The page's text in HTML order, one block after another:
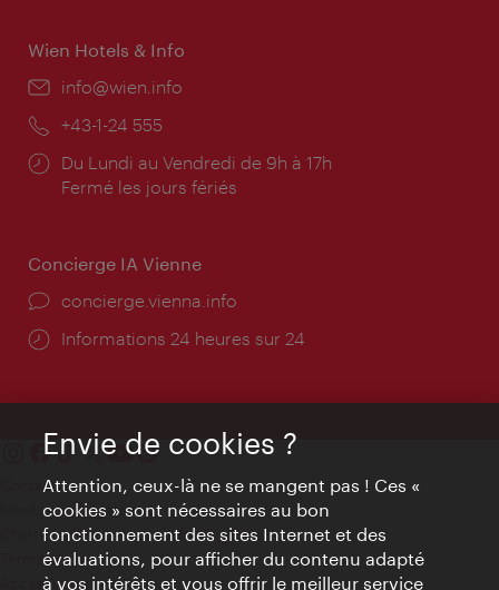
Wien Hotels & Info
E-
info@wien.info
Téléphone:
+43-1-24 555
Horaires
d'ouverture:
Du Lundi au Vendredi de 9h à 17h
Fermé les jours fériés
Concierge IA Vienne
Ort:
concierge.vienna.info
Öffnungszeiten:
Informations 24 heures sur 24
Contact
Mentions obligatoires
Charte sur le respect de la vie privée
Terms of Use
Accessibilité
Envie de cookies ?
Attention, ceux-là ne se mangent pas ! Ces «
cookies » sont nécessaires au bon
fonctionnement des sites Internet et des
évaluations, pour afficher du contenu adapté
à vos intérêts et vous offrir le meilleur service